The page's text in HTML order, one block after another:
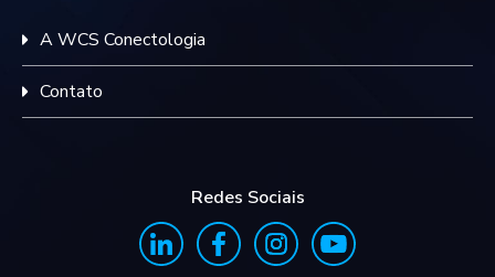
A WCS Conectologia
Contato
Redes Sociais